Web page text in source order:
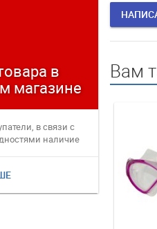
в
магазине
в связи с
наличие
Вам